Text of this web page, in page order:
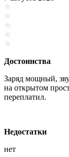
Достоинства
Заряд мощный,
на открытом
переплатил.
Недостатки
нет